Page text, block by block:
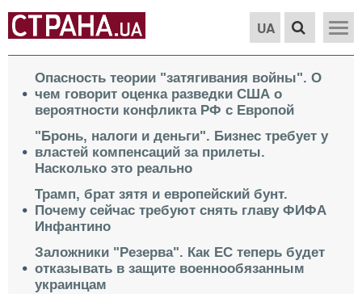
UA
Опасность теории "затягивания войны". О
чем говорит оценка разведки США о
вероятности конфликта РФ с Европой
"Бронь, налоги и деньги". Бизнес требует у
властей компенсаций за прилеты.
Насколько это реально
Трамп, брат зятя и европейский бунт.
Почему сейчас требуют снять главу ФИФА
Инфантино
Заложники "Резерва". Как ЕС теперь будет
отказывать в защите военнообязанным
украинцам